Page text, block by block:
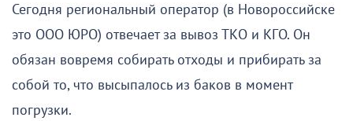
Сегодня региональный оператор (в Новороссийске
это ООО ЮРО) отвечает за вывоз ТКО и КГО. Он
обязан вовремя собирать отходы и прибирать за
собой то, что высыпалось из баков в момент
погрузки.